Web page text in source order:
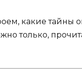
какие тайны
только,